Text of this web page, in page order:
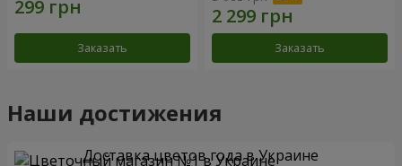
Заказать Заказать
Наши достижения
Доставка цветов года в Украине